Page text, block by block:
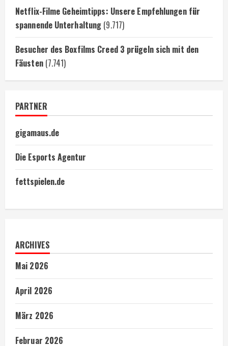
Netflix-Filme Geheimtipps: Unsere Empfehlungen für
spannende Unterhaltung (9.717)
Besucher des Boxfilms Creed 3 prügeln sich mit den
Fäusten (7.741)
PARTNER
gigamaus.de
Die Esports Agentur
fettspielen.de
ARCHIVES
Mai 2026
April 2026
März 2026
Februar 2026